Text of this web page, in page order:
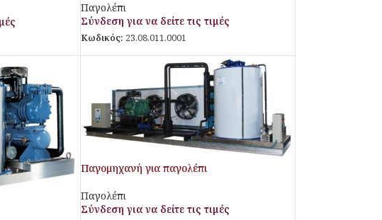
Παγολέπι
Σύνδεση για να δείτε τις τιμές
Κωδικός: 23.08.011.0001
Παγομηχανή για παγολέπι
Παγολέπι
Σύνδεση για να δείτε τις τιμές